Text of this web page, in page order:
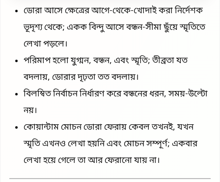
ডোরা আসে ক্ষেত্রের আগে-থেকে-খোদাই করা নির্দেশক
ভূদৃশ্য থেকে; একক বিন্দু আসে বন্ধন-সীমা ছুঁয়ে স্মৃতিতে
লেখা পড়লে।
পরিমাপ হলো যুগ্মন, বন্ধন, এবং স্মৃতি; তীব্রতা যত
বদলায়, ডোরার দৃঢ়তা তত বদলায়।
বিলম্বিত নির্বাচন নির্ধারণ করে বন্ধনের ধরন, সময়-উল্টো
নয়।
কোয়ান্টাম মোচন ডোরা ফেরায় কেবল তখনই, যখন
স্মৃতি এখনও লেখা হয়নি এবং মোচন সম্পূর্ণ; একবার
লেখা হয়ে গেলে তা আর ফেরানো যায় না।